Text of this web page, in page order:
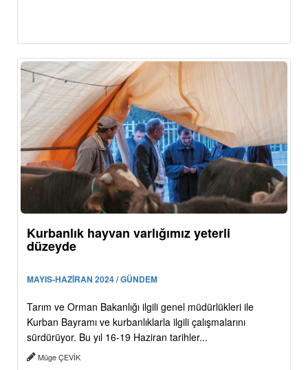
Kurbanlık hayvan varlığımız yeterli
düzeyde
MAYIS-HAZİRAN 2024 / GÜNDEM
Tarım ve Orman Bakanlığı ilgili genel müdürlükleri ile
Kurban Bayramı ve kurbanlıklarla ilgili çalışmalarını
sürdürüyor. Bu yıl 16-19 Haziran tarihler...
Müge ÇEVİK